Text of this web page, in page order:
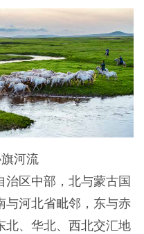
河流
区中部，北与蒙古国
与河北省毗邻，东与赤
北、华北、西北交汇地